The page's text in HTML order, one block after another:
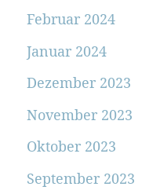
Februar 2024
Januar 2024
Dezember 2023
November 2023
Oktober 2023
September 2023